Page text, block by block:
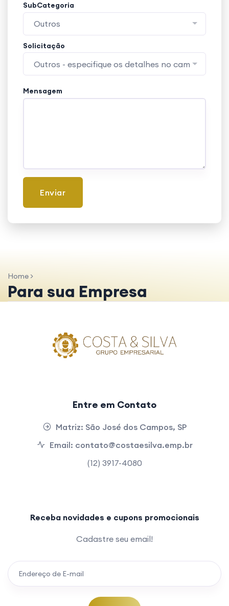
SubCategoria
Outros
Solicitação
Outros - especifique os detalhes no campo
Mensagem
Enviar
Home >
Para sua Empresa
Entre em Contato
Matriz: São José dos Campos, SP
Email: contato@costaesilva.emp.br
(12) 3917-4080
Receba novidades e cupons promocionais
Cadastre seu email!